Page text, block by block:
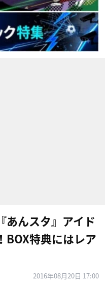
あんスタ』アイド
BOX特典にはレア
2016年08月20日 17:00